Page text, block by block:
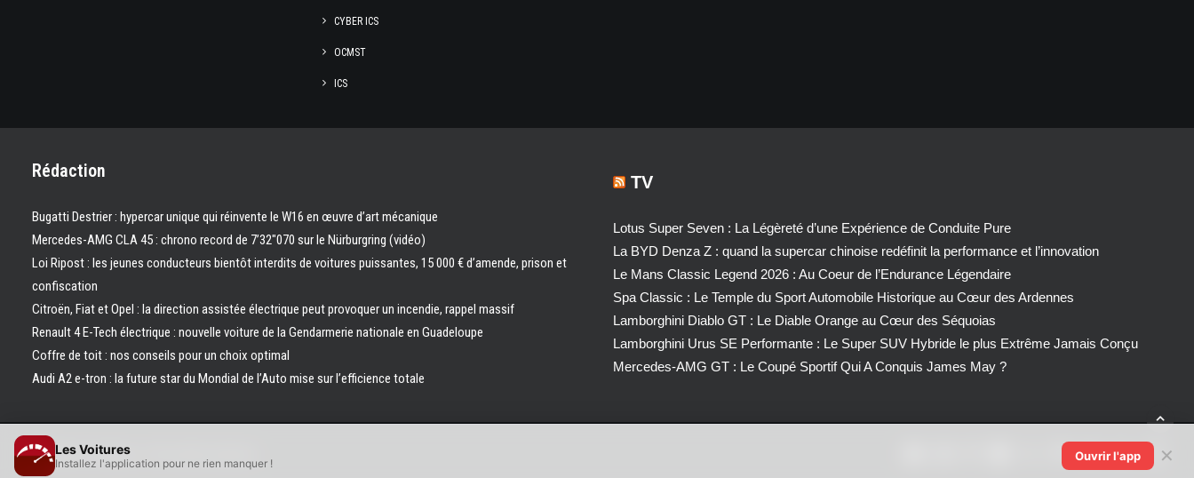
CYBER ICS
OCMST
ICS
Rédaction
Bugatti Destrier : hypercar unique qui réinvente le W16 en œuvre d’art mécanique
Mercedes-AMG CLA 45 : chrono record de 7’32″070 sur le Nürburgring (vidéo)
Loi Ripost : les jeunes conducteurs bientôt interdits de voitures puissantes, 15 000 € d’amende, prison et
confiscation
Citroën, Fiat et Opel : la direction assistée électrique peut provoquer un incendie, rappel massif
Renault 4 E-Tech électrique : nouvelle voiture de la Gendarmerie nationale en Guadeloupe
Coffre de toit : nos conseils pour un choix optimal
Audi A2 e-tron : la future star du Mondial de l’Auto mise sur l’efficience totale
TV
Lotus Super Seven : La Légèreté d’une Expérience de Conduite Pure
La BYD Denza Z : quand la supercar chinoise redéfinit la performance et l’innovation
Le Mans Classic Legend 2026 : Au Coeur de l’Endurance Légendaire
Spa Classic : Le Temple du Sport Automobile Historique au Cœur des Ardennes
Lamborghini Diablo GT : Le Diable Orange au Cœur des Séquoias
Lamborghini Urus SE Performante : Le Super SUV Hybride le plus Extrême Jamais Conçu
Mercedes-AMG GT : Le Coupé Sportif Qui A Conquis James May ?
© 2026 Les Voitures. | Tous droits réservés.
Les Voitures
Installez l'application pour ne rien manquer !
Ouvrir l'app ✕